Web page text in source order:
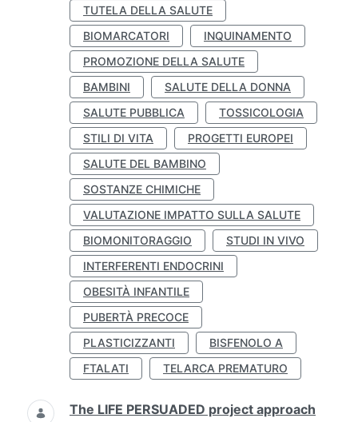
TUTELA DELLA SALUTE
BIOMARCATORI
INQUINAMENTO
PROMOZIONE DELLA SALUTE
BAMBINI
SALUTE DELLA DONNA
SALUTE PUBBLICA
TOSSICOLOGIA
STILI DI VITA
PROGETTI EUROPEI
SALUTE DEL BAMBINO
SOSTANZE CHIMICHE
VALUTAZIONE IMPATTO SULLA SALUTE
BIOMONITORAGGIO
STUDI IN VIVO
INTERFERENTI ENDOCRINI
OBESITÀ INFANTILE
PUBERTÀ PRECOCE
PLASTICIZZANTI
BISFENOLO A
FTALATI
TELARCA PREMATURO
The LIFE PERSUADED project approach